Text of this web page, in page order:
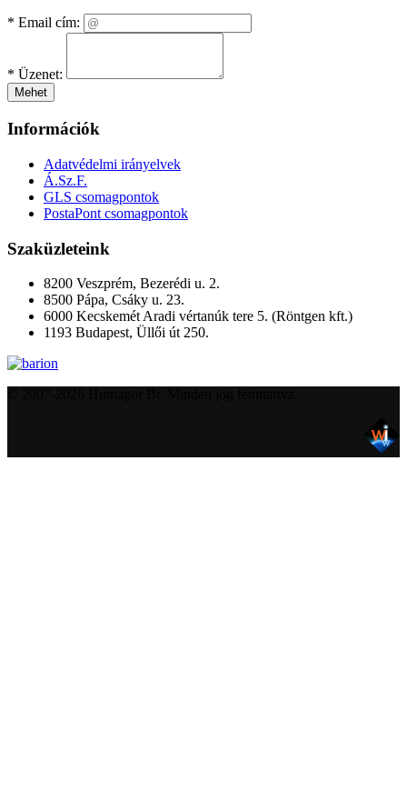
* Email cím:
* Üzenet:
Mehet
Információk
Adatvédelmi irányelvek
Á.Sz.F.
GLS csomagpontok
PostaPont csomagpontok
Szaküzleteink
8200 Veszprém, Bezerédi u. 2.
8500 Pápa, Csáky u. 23.
6000 Kecskemét Aradi vértanúk tere 5. (Röntgen kft.)
1193 Budapest, Üllői út 250.